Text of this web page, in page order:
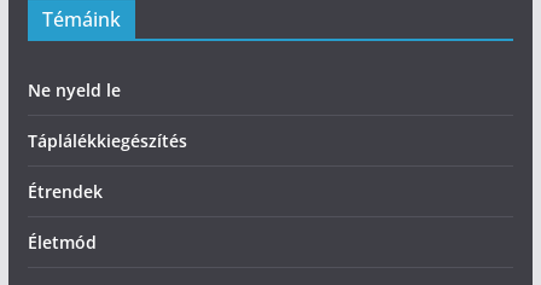
Témáink
Ne nyeld le
Táplálékkiegészítés
Étrendek
Életmód